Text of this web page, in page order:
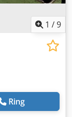
1 /9
Ring